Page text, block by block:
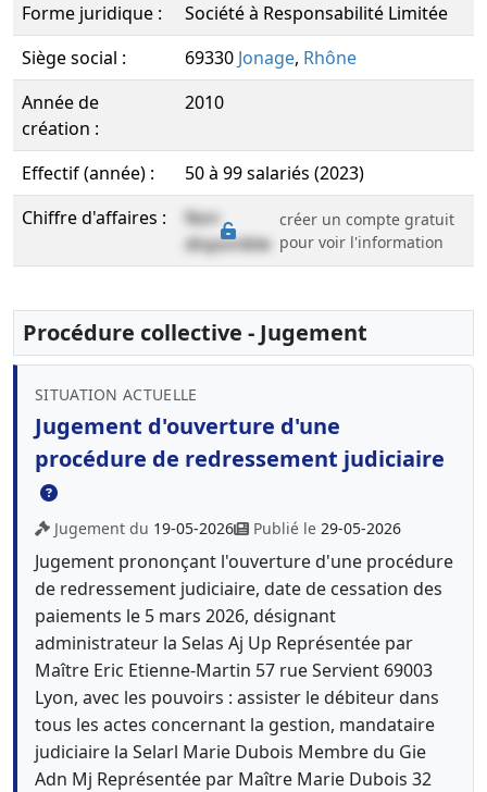
Forme juridique :
Société à Responsabilité Limitée
Siège social :
69330 Jonage, Rhône
Année de
création :
2010
Effectif (année) :
50 à 99 salariés (2023)
Chiffre d'affaires :
Non
disponible
créer un compte gratuit
pour voir l'information
Procédure collective - Jugement
SITUATION ACTUELLE
Jugement d'ouverture d'une
procédure de redressement judiciaire
Jugement du 19-05-2026 Publié le 29-05-2026
Jugement prononçant l'ouverture d'une procédure
de redressement judiciaire, date de cessation des
paiements le 5 mars 2026, désignant
administrateur la Selas Aj Up Représentée par
Maître Eric Etienne-Martin 57 rue Servient 69003
Lyon, avec les pouvoirs : assister le débiteur dans
tous les actes concernant la gestion, mandataire
judiciaire la Selarl Marie Dubois Membre du Gie
Adn Mj Représentée par Maître Marie Dubois 32